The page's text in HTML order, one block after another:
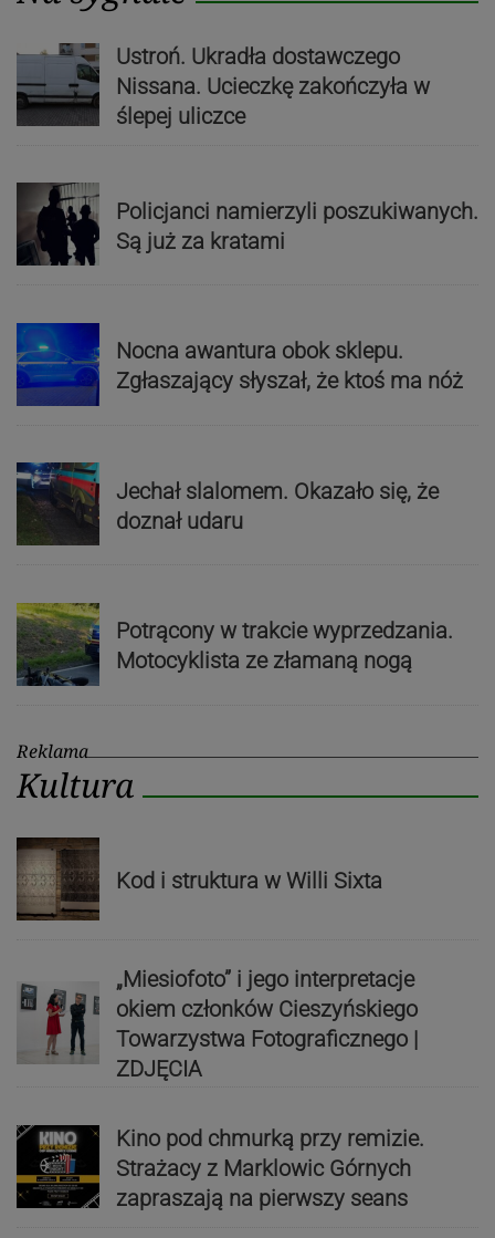
Ustroń. Ukradła dostawczego
Nissana. Ucieczkę zakończyła w
ślepej uliczce
Policjanci namierzyli poszukiwanych.
Są już za kratami
Nocna awantura obok sklepu.
Zgłaszający słyszał, że ktoś ma nóż
Jechał slalomem. Okazało się, że
doznał udaru
Potrącony w trakcie wyprzedzania.
Motocyklista ze złamaną nogą
Reklama
Kultura
Kod i struktura w Willi Sixta
„Miesiofoto” i jego interpretacje
okiem członków Cieszyńskiego
Towarzystwa Fotograficznego |
ZDJĘCIA
Kino pod chmurką przy remizie.
Strażacy z Marklowic Górnych
zapraszają na pierwszy seans